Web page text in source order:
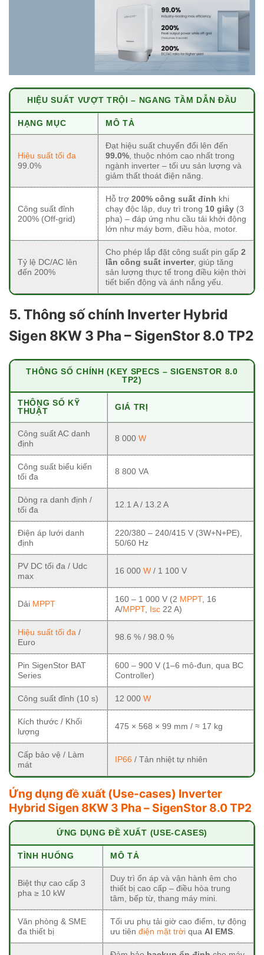
HIỆU SUẤT VƯỢT TRỘI – NGANG TẦM DẪN ĐẦU
HẠNG MỤC MÔ TẢ
Hiệu suất tối đa
99.0%
Đạt hiệu suất chuyển đổi lên đến
99.0% , thuộc nhóm cao nhất trong
ngành inverter – tối ưu sản lượng và
giảm thất thoát điện năng.
Công suất đỉnh
200% (Off-grid)
Hỗ trợ 200% công suất đỉnh khi
chạy độc lập, duy trì trong 10 giây (3
pha) – đáp ứng nhu cầu tải khởi động
lớn như máy bơm, điều hòa, motor.
Tỷ lệ DC/AC lên
đến 200%
Cho phép lắp đặt công suất pin gấp 2
lần công suất inverter, giúp tăng
sản lượng thực tế trong điều kiện thời
tiết biến động và ánh nắng yếu.
5. Thông số chính Inverter Hybrid
Sigen 8KW 3 Pha – SigenStor 8.0 TP2
THÔNG SỐ CHÍNH (KEY SPECS – SIGENSTOR 8.0
TP2)
THÔNG SỐ KỸ
THUẬT
GIÁ TRỊ
Công suất AC danh
định
8 000 W
Công suất biểu kiến
tối đa
8 800 VA
Dòng ra danh định /
tối đa
12.1 A / 13.2 A
Điện áp lưới danh
định
220/380 – 240/415 V (3W+N+PE),
50/60 Hz
PV DC tối đa / Udc
max
16 000 W / 1 100 V
Dải MPPT
160 – 1 000 V (2 MPPT, 16
A/MPPT, Isc 22 A)
Hiệu suất tối đa /
Euro
98.6 % / 98.0 %
Pin SigenStor BAT
Series
600 – 900 V (1–6 mô-đun, qua BC
Controller)
Công suất đỉnh (10 s) 12 000 W
Kích thước / Khối
lượng
475 × 568 × 99 mm / ≈ 17 kg
Cấp bảo vệ / Làm
mát
IP66 / Tản nhiệt tự nhiên
Ứng dụng đề xuất (Use-cases) Inverter
Hybrid Sigen 8KW 3 Pha – SigenStor 8.0 TP2
ỨNG DỤNG ĐỀ XUẤT (USE-CASES)
TÌNH HUỐNG MÔ TẢ
Biệt thự cao cấp 3
pha ≥ 10 kW
Duy trì ổn áp và vận hành êm cho
thiết bị cao cấp – điều hòa trung
tâm, bếp từ, thang máy mini.
Văn phòng & SME
đa thiết bị
Tối ưu phụ tải giờ cao điểm, tự động
ưu tiên điện mặt trời qua AI EMS.